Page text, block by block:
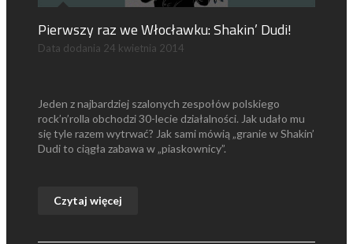
Pierwszy raz we Włocławku: Shakin’ Dudi!
Data dodania 24 kwietnia 2014
Jeden z najbardziej szalonych zespołów polskiego
rock’n’rolla obchodzi 30-lecie działalności. Jak udało mu
się tyle razem wytrwać? Jak sami mówią „granie w Shakin’
Dudi to ciągła zabawa w „piaskownicy”.
Czytaj więcej